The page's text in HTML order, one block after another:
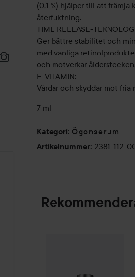
(0,1 %) hjälper till att
återfuktning.
TIME RELEASE-
Ger bättre stabilitet och
med vanliga
och motverkar ålderstecken.
E-VITAMIN:
Vårdar och skyddar mot
7 ml
Kategori: Ögonserum
Artikelnummer: 2381-112-